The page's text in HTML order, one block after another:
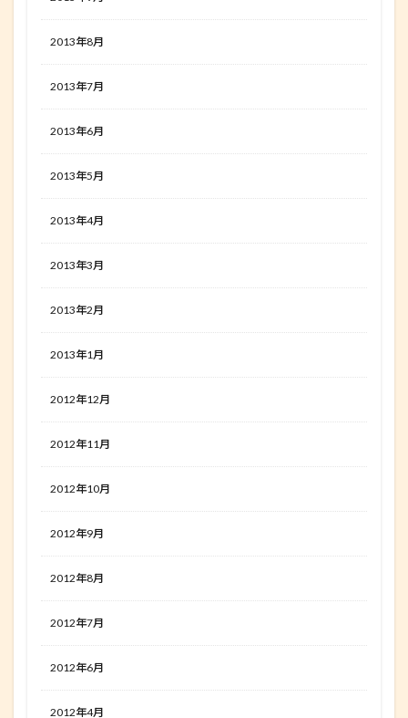
2013年8月
2013年7月
2013年6月
2013年5月
2013年4月
2013年3月
2013年2月
2013年1月
2012年12月
2012年11月
2012年10月
2012年9月
2012年8月
2012年7月
2012年6月
2012年4月